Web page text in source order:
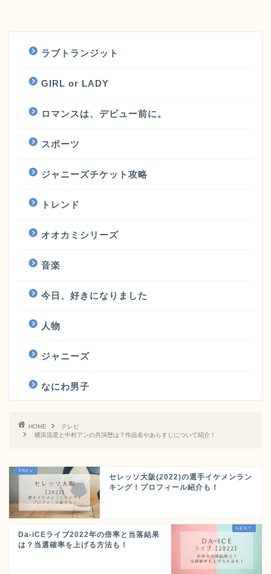
ラブトランジット
GIRL or LADY
ロマンスは、デビュー前に。
スポーツ
ジャニーズチケット攻略
トレンド
オオカミシリーズ
音楽
今日、好きになりました
人物
ジャニーズ
なにわ男子
HOME
テレビ
横浜流星と中村アンの共演歴は？作品名やあらすじについて紹介！
セレッソ大阪(2022)の選手イケメンラン
キング！プロフィール紹介も！
Da-iCEライブ2022年の倍率と当落結果
は？当選確率を上げる方法も！